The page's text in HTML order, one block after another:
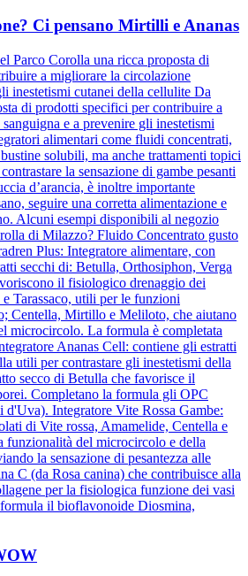
Ci pensano Mirtilli e Ananas
Parco Corolla una ricca proposta di
a migliorare la circolazione
inestetismi cutanei della cellulite Da
di prodotti specifici per contribuire a
e a prevenire gli inestetismi
alimentari come fluidi concentrati,
solubili, ma anche trattamenti topici
la sensazione di gambe pesanti
d’arancia, è inoltre importante
seguire una corretta alimentazione e
Alcuni esempi disponibili al negozio
di Milazzo? Fluido Concentrato gusto
Plus: Integratore alimentare, con
secchi di: Betulla, Orthosiphon, Verga
il fisiologico drenaggio dei
Tarassaco, utili per le funzioni
Centella, Mirtillo e Meliloto, che aiutano
microcircolo. La formula è completata
Ananas Cell: contiene gli estratti
utili per contrastare gli inestetismi della
secco di Betulla che favorisce il
Completano la formula gli OPC
d'Uva). Integratore Vite Rossa Gambe:
di Vite rossa, Amamelide, Centella e
funzionalità del microcircolo e della
la sensazione di pesantezza alle
C (da Rosa canina) che contribuisce alla
per la fisiologica funzione dei vasi
il bioflavonoide Diosmina,